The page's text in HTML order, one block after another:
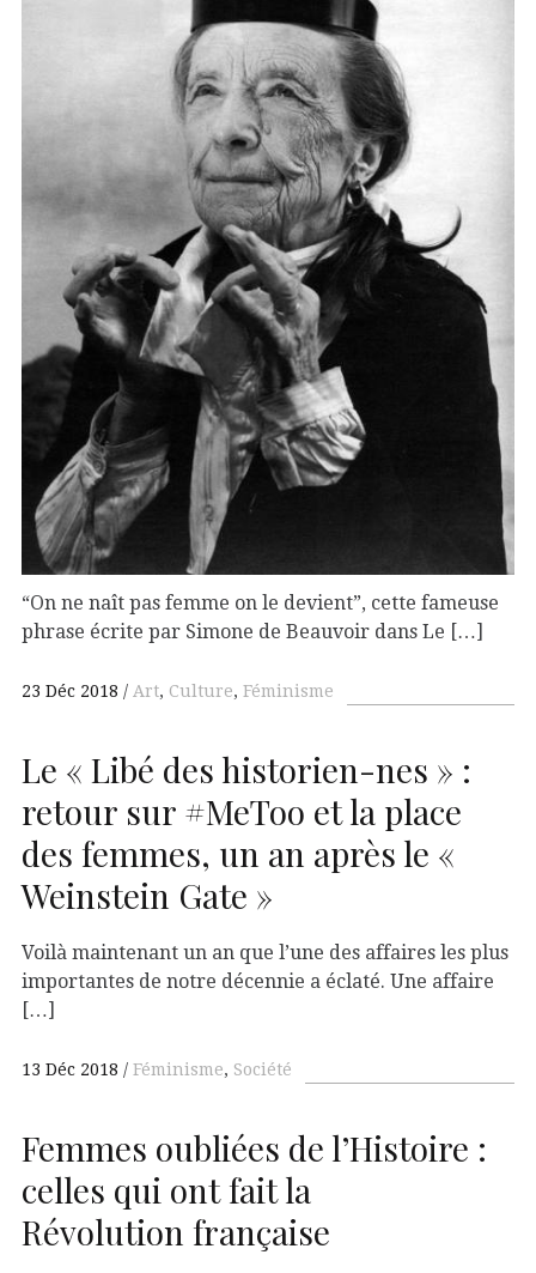
“On ne naît pas femme on le devient”, cette fameuse
phrase écrite par Simone de Beauvoir dans Le […]
23 Déc 2018 Art, Culture, Féminisme
Le « Libé des historien-nes » :
retour sur #MeToo et la place
des femmes, un an après le «
Weinstein Gate »
Voilà maintenant un an que l’une des affaires les plus
importantes de notre décennie a éclaté. Une affaire
[…]
13 Déc 2018 Féminisme, Société
Femmes oubliées de l’Histoire :
celles qui ont fait la
Révolution française